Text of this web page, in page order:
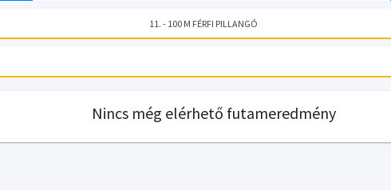
11. - 100 M FÉRFI PILLANGÓ
Nincs még elérhető futameredmény